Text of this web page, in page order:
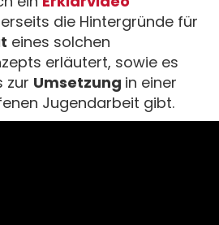
die Hintergründe für
eines solchen
erläutert, sowie es
zur Umsetzung in einer
Jugendarbeit gibt.